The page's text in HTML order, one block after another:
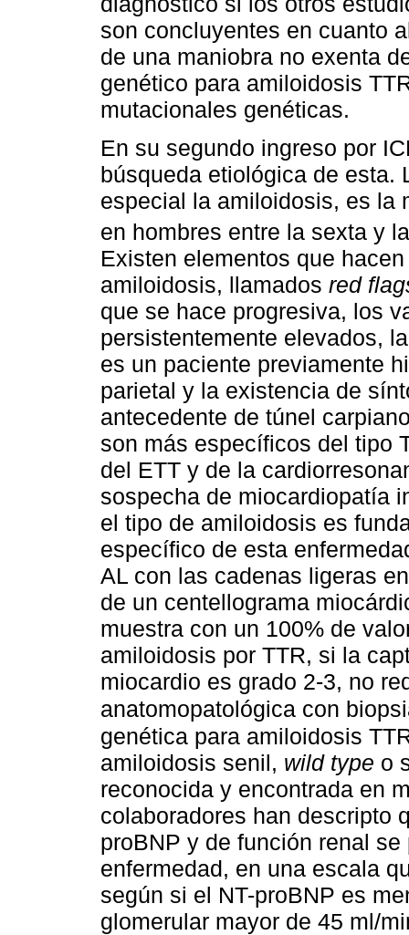
son concluyentes en cuanto
de una maniobra no exenta
genético para amiloidosis
mutacionales genéticas.
En su segundo ingreso por
búsqueda etiológica de esta.
especial la amiloidosis, es la
en hombres entre la sexta y
Existen elementos que
amiloidosis, llamados red
que se hace progresiva, los
persistentemente elevados,
es un paciente previamente
parietal y la existencia de
antecedente de túnel
son más específicos del tipo
del ETT y de la
sospecha de miocardiopatía
el tipo de amiloidosis es
específico de esta
AL con las cadenas ligeras
de un centellograma
muestra con un 100% de
amiloidosis por TTR, si la
miocardio es grado 2-3, no
anatomopatológica con
genética para amiloidosis
amiloidosis senil, wild type o
reconocida y encontrada en
colaboradores han descripto
proBNP y de función renal
enfermedad, en una escala
según si el NT-proBNP es
glomerular mayor de 45 ml/